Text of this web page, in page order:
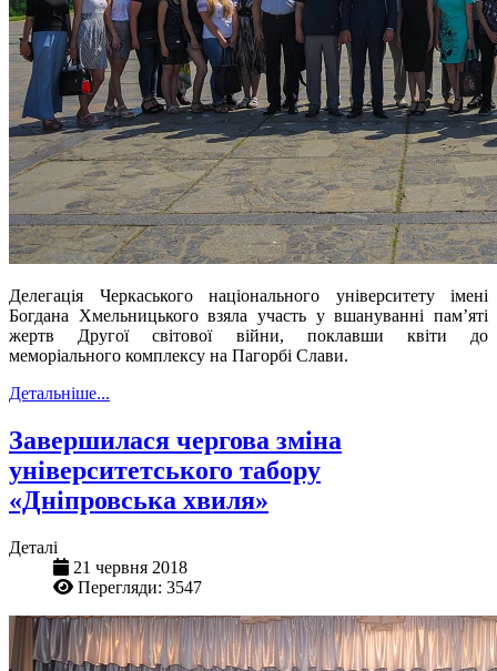
Делегація Черкаського національного університету імені
Богдана Хмельницького взяла участь у вшануванні пам’яті
жертв Другої світової війни, поклавши квіти до
меморіального комплексу на Пагорбі Слави.
Детальніше...
Завершилася чергова зміна
університетського табору
«Дніпровська хвиля»
Деталі
21 червня 2018
Перегляди: 3547